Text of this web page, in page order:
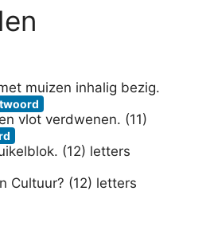
muizen inhalig bezig.
vlot verdwenen. (11)
(12) letters
Cultuur? (12) letters